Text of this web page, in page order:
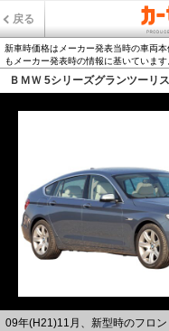
戻る
新車時価格はメーカー発表当時の車両
もメーカー発表時の情報に基いています
ＢＭＷ 5シリーズグランツーリ
09年(H21)11月、新型時のフロ